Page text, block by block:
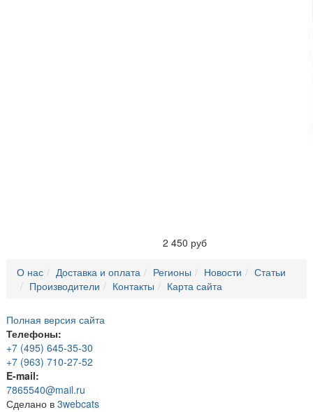
2 450 руб
О нас Доставка и оплата Регионы Новости
Статьи
Производители
Контакты Карта сайта
Полная версия сайта
Телефоны:
+7 (495) 645-35-30
+7 (963) 710-27-52
E-mail:
7865540@mail.ru
Сделано в 3webcats